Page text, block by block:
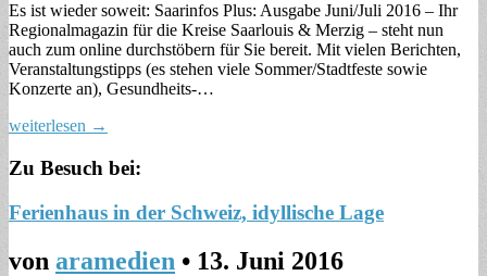
Es ist wieder soweit: Saarinfos Plus: Ausgabe Juni/Juli 2016 – Ihr
Regionalmagazin für die Kreise Saarlouis & Merzig – steht nun
auch zum online durchstöbern für Sie bereit. Mit vielen Berichten,
Veranstaltungstipps (es stehen viele Sommer/Stadtfeste sowie
Konzerte an), Gesundheits-…
weiterlesen →
Zu Besuch bei:
Ferienhaus in der Schweiz, idyllische Lage
von aramedien • 13. Juni 2016